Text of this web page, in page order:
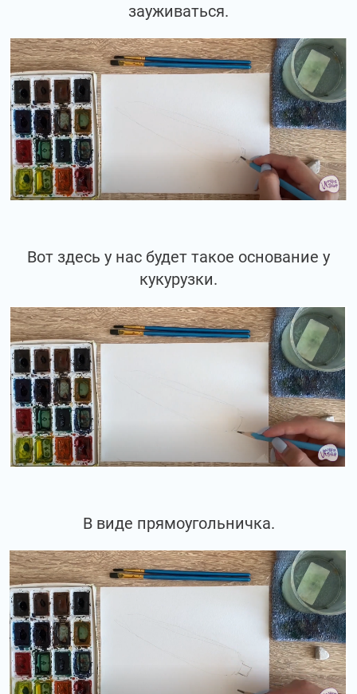
зауживаться.
Вот здесь у нас будет такое основание у
кукурузки.
В виде прямоугольничка.